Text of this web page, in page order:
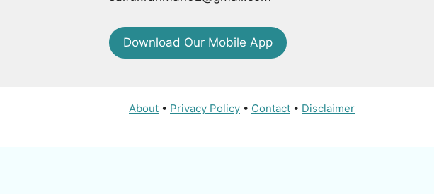
Download Our Mobile App
About • Privacy Policy • Contact • Disclaimer